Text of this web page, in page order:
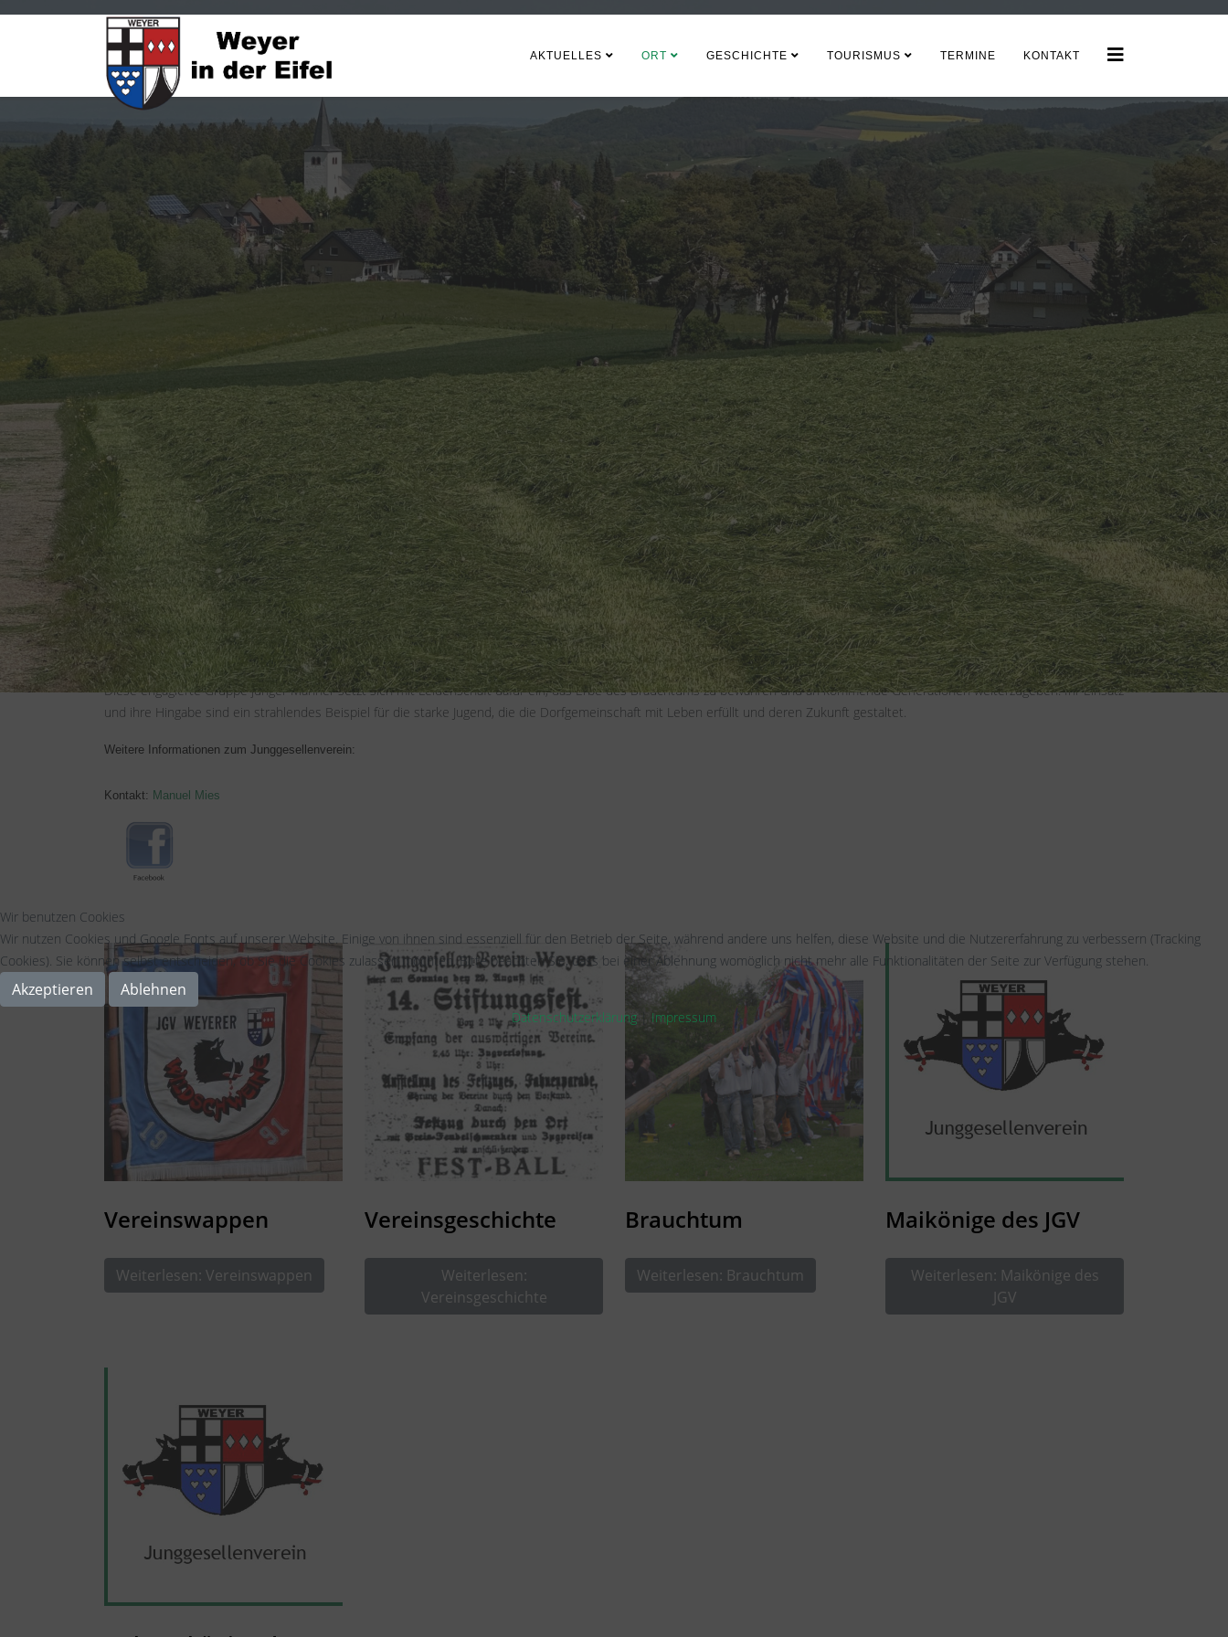
AKTUELLES ORT GESCHICHTE TOURISMUS TERMINE KONTAKT
Der Junggesellenverein "Weyerer Wildschweine", gegründet im Jahr 1981, ist eine Gruppe junger Männer, die sich mit außergewöhnlicher Hingabe dem dörflichen Brauchtum
verschrieben haben. Ihre Traditionen reichen weit: Sie sind bekannt für ihre lebhaften Maifeierlichkeiten, bei denen sie gemeinsam mit der gesamten Dorfgemeinschaft feiern und
in der Nacht die Maibäume bei den unverheirateten Frauen aufstellen. Mit Stolz organisieren sie den glanzvollen Maiball, der nicht nur ihre tiefe Verbindung zu den Traditionen,
sondern auch ihre Bedeutung innerhalb des Dorfes unterstreicht und ein Magnet weit über die Dorfgrenzen hinaus ist.
Dieser Verein ist weit mehr als nur eine traditionsbewusste Gruppe; sie sind das unverzichtbare Rückgrat der Dorfgemeinschaft. Ihr Engagement geht über das Feiern hinaus. Die
"Weyerer Wildschweine" sind eine Quelle des Stolzes für unseren Ort und sind wir stets bereit, ihre helfenden Hände anzubieten,
Diese engagierte Gruppe junger Männer setzt sich mit Leidenschaft dafür ein, das Erbe des Brauchtums zu bewahren und an kommende Generationen weiterzugeben. Ihr Einsatz
und ihre Hingabe sind ein strahlendes Beispiel für die starke Jugend, die die Dorfgemeinschaft mit Leben erfüllt und deren Zukunft gestaltet.
Weitere Informationen zum Junggesellenverein:
Kontakt: Manuel Mies
Vereinswappen
Weiterlesen: Vereinswappen
Vereinsgeschichte
Weiterlesen:
Vereinsgeschichte
Brauchtum
Weiterlesen: Brauchtum
Maikönige des JGV
Weiterlesen: Maikönige des
JGV
Wir benutzen Cookies
Wir nutzen Cookies und Google Fonts auf unserer Website. Einige von ihnen sind essenziell für den Betrieb der Seite, während andere uns helfen, diese Website und die Nutzererfahrung zu verbessern (Tracking
Cookies). Sie können selbst entscheiden, ob Sie die Cookies zulassen möchten. Bitte beachten Sie, dass bei einer Ablehnung womöglich nicht mehr alle Funktionalitäten der Seite zur Verfügung stehen.
Akzeptieren Ablehnen
Datenschutzerklärung| Impressum